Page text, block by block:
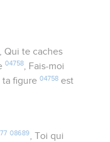
Qui te caches
04758, Fais-moi
ta figure04758 est
08689, Toi qui